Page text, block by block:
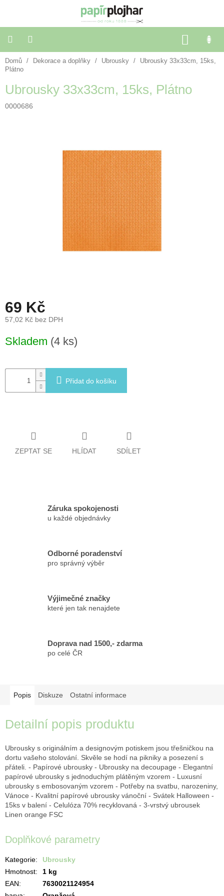
KOŠÍK
Balení
dárků
Dekorace
a
doplňky
dárky
Domů / Dekorace a doplňky / Ubrousky /
Ubrousky 33x33cm, 15ks,
Plátno
Ubrousky 33x33cm, 15ks, Plátno
0000686
69 Kč
57,02 Kč bez DPH
cena:
Skladem (4 ks)
Přidat do košíku
ZEPTAT SE HLÍDAT SDÍLET
Záruka spokojenosti
u každé objednávky
Odborné poradenství
pro správný výběr
Výjimečné značky
které jen tak nenajdete
Doprava nad 1500,- zdarma
po celé ČR
Popis Diskuze Ostatní informace
Detailní popis produktu
Ubrousky s originálním a designovým potiskem jsou třešničkou na
dortu vašeho stolování. Skvěle se hodí na pikniky a posezení s
přáteli. - Papírové ubrousky - Ubrousky na decoupage - Elegantní
papírové ubrousky s jednoduchým plátěným vzorem - Luxusní
ubrousky s embosovaným vzorem - Potřeby na svatbu, narozeniny,
Vánoce - Kvalitní papírové ubrousky vánoční - Svátek Halloween -
15ks v balení - Celulóza 70% recyklovaná - 3-vrstvý ubrousek
Linen orange FSC
Doplňkové parametry
Kategorie:
Ubrousky
Hmotnost:
1 kg
EAN:
7630021124954